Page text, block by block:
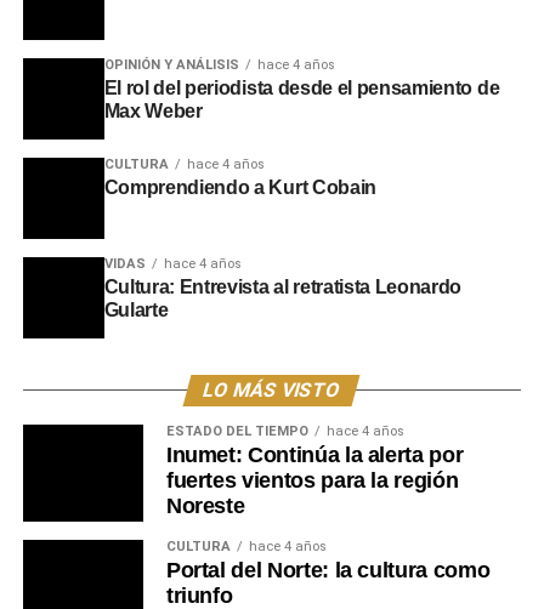
OPINIÓN Y ANÁLISIS hace 4 años
El rol del periodista desde el pensamiento de
Max Weber
CULTURA hace 4 años
Comprendiendo a Kurt Cobain
VIDAS hace 4 años
Cultura: Entrevista al retratista Leonardo
Gularte
LO MÁS VISTO
ESTADO DEL TIEMPO hace 4 años
Inumet: Continúa la alerta por
fuertes vientos para la región
Noreste
CULTURA hace 4 años
Portal del Norte: la cultura como
triunfo